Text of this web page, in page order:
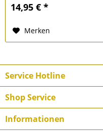
14,95 € *
Merken
Service Hotline
Shop Service
Informationen